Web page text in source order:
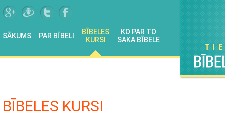
SĀKUMS PAR BĪBELI
BĪBELES
KURSI
KO PAR TO
SAKA BĪBELE
BĪBELES KURSI